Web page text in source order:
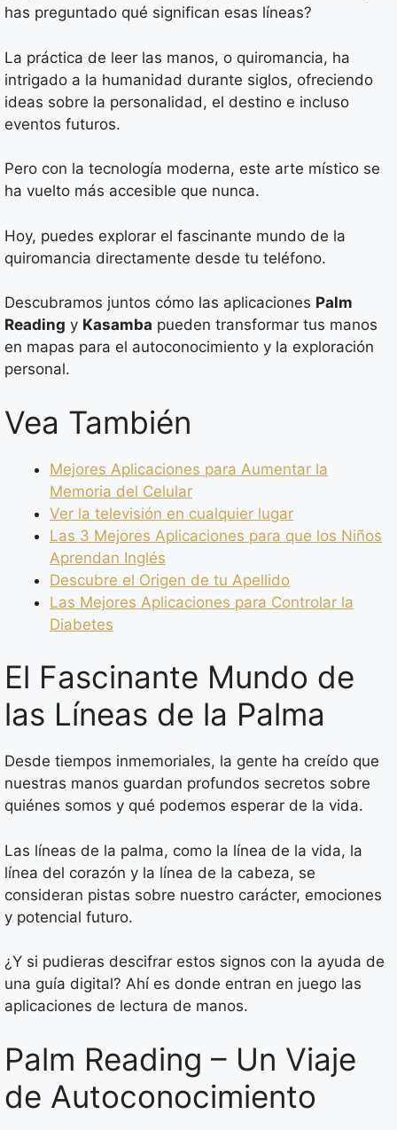
has preguntado qué significan esas líneas?
La práctica de leer las manos, o quiromancia, ha
intrigado a la humanidad durante siglos, ofreciendo
ideas sobre la personalidad, el destino e incluso
eventos futuros.
Pero con la tecnología moderna, este arte místico se
ha vuelto más accesible que nunca.
Hoy, puedes explorar el fascinante mundo de la
quiromancia directamente desde tu teléfono.
Descubramos juntos cómo las aplicaciones Palm
Reading y Kasamba pueden transformar tus manos
en mapas para el autoconocimiento y la exploración
personal.
Vea También
Mejores Aplicaciones para Aumentar la
Memoria del Celular
Ver la televisión en cualquier lugar
Las 3 Mejores Aplicaciones para que los Niños
Aprendan Inglés
Descubre el Origen de tu Apellido
Las Mejores Aplicaciones para Controlar la
Diabetes
El Fascinante Mundo de
las Líneas de la Palma
Desde tiempos inmemoriales, la gente ha creído que
nuestras manos guardan profundos secretos sobre
quiénes somos y qué podemos esperar de la vida.
Las líneas de la palma, como la línea de la vida, la
línea del corazón y la línea de la cabeza, se
consideran pistas sobre nuestro carácter, emociones
y potencial futuro.
¿Y si pudieras descifrar estos signos con la ayuda de
una guía digital? Ahí es donde entran en juego las
aplicaciones de lectura de manos.
Palm Reading – Un Viaje
de Autoconocimiento